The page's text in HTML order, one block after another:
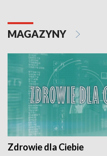
MAGAZYNY
Zdrowie dla Ciebie